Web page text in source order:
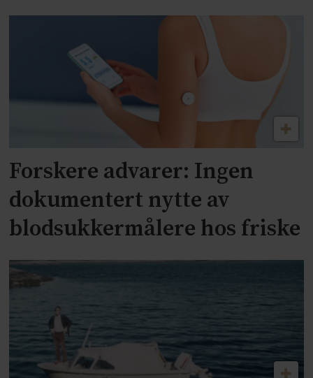
Forskere advarer: Ingen
dokumentert nytte av
blodsukkermålere hos friske